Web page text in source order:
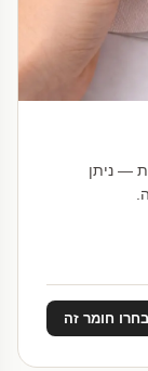
— ניתן
בחרו חומר זה